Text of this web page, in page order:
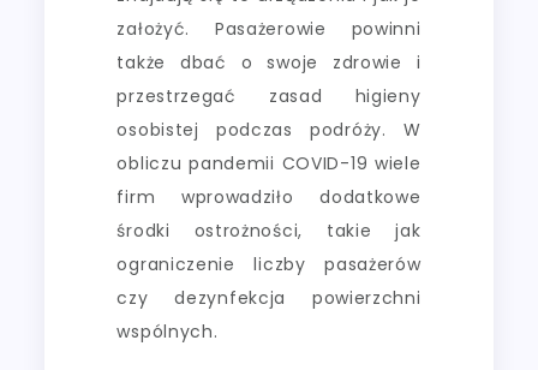
założyć. Pasażerowie powinni
także dbać o swoje zdrowie i
przestrzegać zasad higieny
osobistej podczas podróży. W
obliczu pandemii COVID-19 wiele
firm wprowadziło dodatkowe
środki ostrożności, takie jak
ograniczenie liczby pasażerów
czy dezynfekcja powierzchni
wspólnych.